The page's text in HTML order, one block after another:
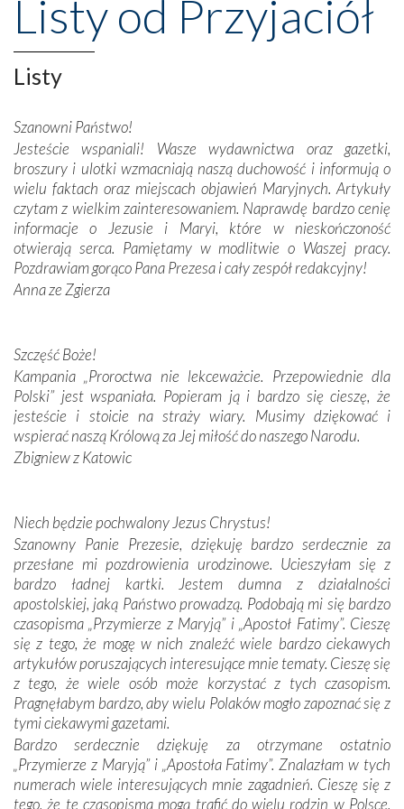
wznoszono na chwałę Bożą, na przykład – w podzięce za
Opatrznościową pomoc w wygranej bitwie o
niepodległość kraju. Zachwyt budziła potężna, a zarazem
misterna architektura tych monumentalnych dzieł,
wspaniałe zdobienia, dbałość ich twórców o detale,
budowniczych.
Podążyliśmy też śladami fatimskich wizjonerów – Łucji
dos Santos oraz świętych Hiacynty i Franciszka Marto.
Modliliśmy się przy ich grobach. Odprawiliśmy Drogę
Krzyżową w ich rodzinnych stronach, odwiedziliśmy
domy, w których żyli.
W miejscu objawień Matki Bożej zapaliliśmy świece
Podczas tej kilkudniowej wyprawy na każdym kroku
spotykaliśmy się z serdeczną otwartością
Portugalczyków. Podziwialiśmy ich ludową sztukę i
zwyczaje. Mimo że nasze kraje są od siebie bardzo
oddalone, w żaden sposób nie czuliśmy się obco.
Sprawiła to oczywiście sama Matka Boża, ale też
kulturowa bliskość biorąca swój początek w naszej
mieliśmy okazję przekonać się, że Maryja swoją opieką
otacza nie tylko nasz naród, lecz wszystkie nacje, które
się Jej ufnie oddają, a także każdą osobę, która zawierza
Jej siebie oraz swych bliskich.
Dzieje Portugalii to również historia wierności Bogu i
odstępstw, także w życiu władców. Trudne momenty w
wymiarze tak osobistym, jak i zbiorowym, przypominają o
konieczności ciągłego zabiegania o własną duszę i o łaskę
Opatrzności. Wierność przynosi pomyślność –
przynajmniej w życiu duchowym. Odstępstwo owocuje
nieszczęściem i śmiercią. Te uniwersalne prawdy
przychodziły na myśl, gdy słuchaliśmy opowieści
przewodników o portugalskich monarchach i wodzach,
Listy od Przyjaciół
Listy
Szanowni Państwo!
Jesteście wspaniali! Wasze wydawnictwa oraz gazetki,
broszury i ulotki wzmacniają naszą duchowość i informują o
wielu faktach oraz miejscach objawień Maryjnych. Artykuły
czytam z wielkim zainteresowaniem. Naprawdę bardzo cenię
informacje o Jezusie i Maryi, które w nieskończoność
otwierają serca. Pamiętamy w modlitwie o Waszej pracy.
Pozdrawiam gorąco Pana Prezesa i cały zespół redakcyjny!
Anna ze Zgierza
Szczęść Boże!
Kampania „Proroctwa nie lekceważcie. Przepowiednie dla
Polski” jest wspaniała. Popieram ją i bardzo się cieszę, że
jesteście i stoicie na straży wiary. Musimy dziękować i
wspierać naszą Królową za Jej miłość do naszego Narodu.
Zbigniew z Katowic
Niech będzie pochwalony Jezus Chrystus!
Szanowny Panie Prezesie, dziękuję bardzo serdecznie za
przesłane mi pozdrowienia urodzinowe. Ucieszyłam się z
bardzo ładnej kartki. Jestem dumna z działalności
apostolskiej, jaką Państwo prowadzą. Podobają mi się bardzo
czasopisma „Przymierze z Maryją” i „Apostoł Fatimy”. Cieszę
się z tego, że mogę w nich znaleźć wiele bardzo ciekawych
artykułów poruszających interesujące mnie tematy. Cieszę się
z tego, że wiele osób może korzystać z tych czasopism.
Pragnęłabym bardzo, aby wielu Polaków mogło zapoznać się z
tymi ciekawymi gazetami.
Bardzo serdecznie dziękuję za otrzymane ostatnio
„Przymierze z Maryją” i „Apostoła Fatimy”. Znalazłam w tych
numerach wiele interesujących mnie zagadnień. Cieszę się z
tego, że te czasopisma mogą trafić do wielu rodzin w Polsce.